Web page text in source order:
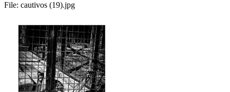
File: cautivos (19).jpg